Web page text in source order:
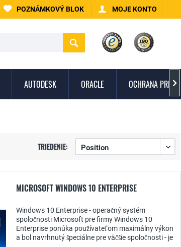
POZNÁMKOVÝ BLOK MOJE KONTO
AUTODESK ORACLE OCHRANA PRED

TRIEDENIE:
MICROSOFT WINDOWS 10 ENTERPRISE
Windows 10 Enterprise - operačný systém
spoločnosti Microsoft pre firmy Windows 10
Enterprise ponúka používateľom maximálny výkon
a bol navrhnutý špeciálne pre väčšie spoločnosti - je